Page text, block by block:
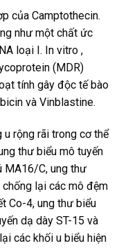
của Camptothecin.
như một chất ức
loại I. In vitro ,
(MDR)
tính gây độc tế bào
và Vinblastine.
u rộng rãi trong cơ thể
thư biểu mô tuyến
MA16/C, ung thư
chống lại các mô đệm
Co-4, ung thư biểu
dạ dày ST-15 và
các khối u biểu hiện